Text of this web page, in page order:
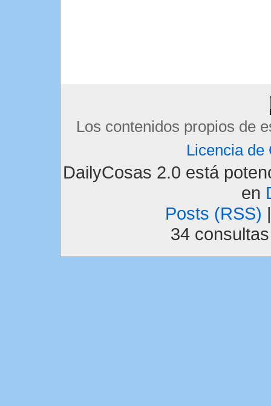
Los contenidos propios de
Licencia de
DailyCosas 2.0 está
en
Posts (RSS)
34